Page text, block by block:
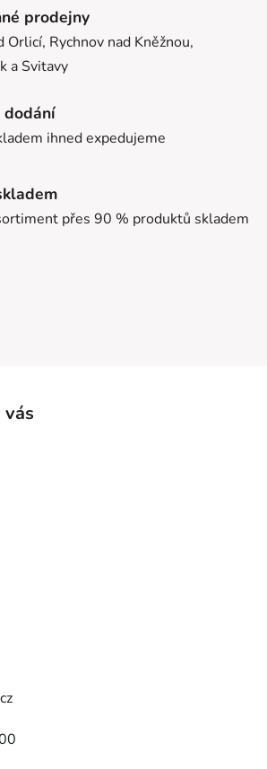
prodejny
Orlicí, Rychnov nad Kněžnou,
a Svitavy
dodání
ihned expedujeme
přes 90 % produktů skladem